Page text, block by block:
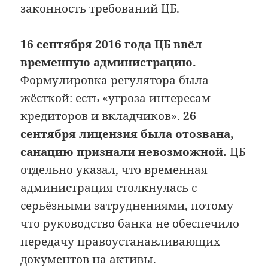
законность требований ЦБ.
16 сентября 2016 года ЦБ ввёл
временную администрацию.
Формулировка регулятора была
жёсткой: есть «угроза интересам
кредиторов и вкладчиков».26
сентября лицензия была отозвана,
санацию признали невозможной. ЦБ
отдельно указал, что временная
администрация столкнулась с
серьёзными затруднениями, потому
что руководство банка не обеспечило
передачу правоустанавливающих
документов на активы.